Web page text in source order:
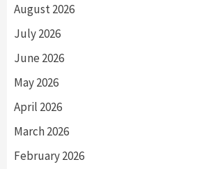
August 2026
July 2026
June 2026
May 2026
April 2026
March 2026
February 2026